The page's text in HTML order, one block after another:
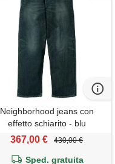
Neighborhood jeans con
effetto schiarito - blu
367,00 € 430,00 €
Sped. gratuita